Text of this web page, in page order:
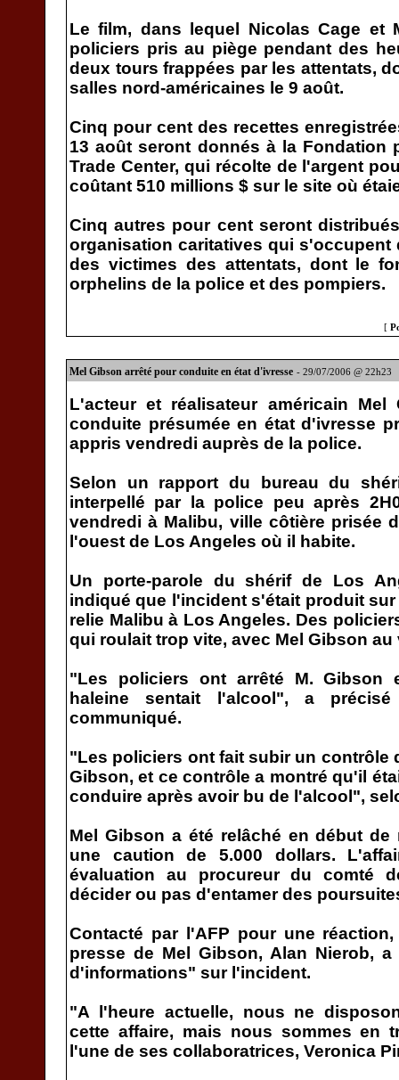
Le film, dans lequel Nicolas Cage et
policiers pris au piège pendant des
deux tours frappées par les attentats,
salles nord-américaines le 9 août.
Cinq pour cent des recettes
13 août seront donnés à la Fondation
Trade Center, qui récolte de l'argent
coûtant 510 millions $ sur le site où
Cinq autres pour cent seront
organisation caritatives qui s'occupent
des victimes des attentats, dont le
orphelins de la police et des pompiers.
[
Mel Gibson arrêté pour conduite en état d'ivresse - 29/07/2006 @ 22h23
L'acteur et réalisateur américain
conduite présumée en état d'ivresse
appris vendredi auprès de la police.
Selon un rapport du bureau du
interpellé par la police peu après
vendredi à Malibu, ville côtière prisée
l'ouest de Los Angeles où il habite.
Un porte-parole du shérif de Los
indiqué que l'incident s'était produit
relie Malibu à Los Angeles. Des
qui roulait trop vite, avec Mel Gibson au
"Les policiers ont arrêté M. Gibson
haleine sentait l'alcool", a
communiqué.
"Les policiers ont fait subir un contrôle
Gibson, et ce contrôle a montré qu'il
conduire après avoir bu de l'alcool",
Mel Gibson a été relâché en début de
une caution de 5.000 dollars.
évaluation au procureur du comté
décider ou pas d'entamer des
Contacté par l'AFP pour une
presse de Mel Gibson, Alan Nierob,
d'informations" sur l'incident.
"A l'heure actuelle, nous ne
cette affaire, mais nous sommes en
l'une de ses collaboratrices, Veronica